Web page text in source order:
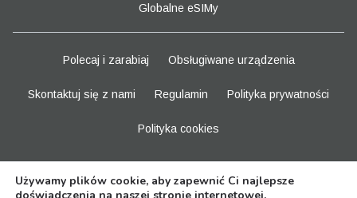
Globalne eSIMy
Polecaj i zarabiaj Obsługiwane urządzenia
Skontaktuj się z nami Regulamin Polityka prywatności
Polityka cookies
Używamy plików cookie, aby zapewnić Ci najlepsze